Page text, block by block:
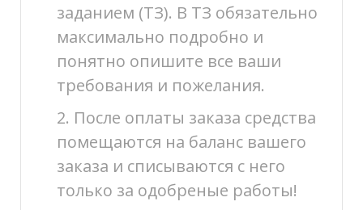
заданием (ТЗ). В ТЗ обязательно
максимально подробно и
понятно опишите все ваши
требования и пожелания.
2. После оплаты заказа средства
помещаются на баланс вашего
заказа и списываются с него
только за одобреные работы!